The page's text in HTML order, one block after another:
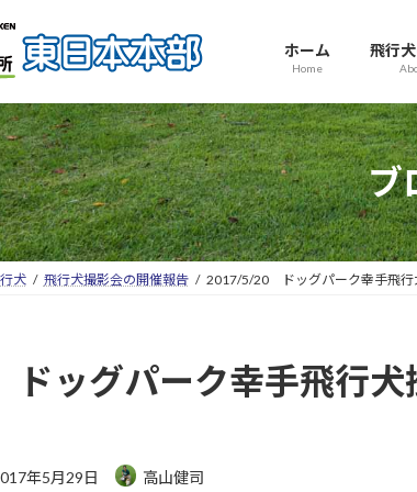
ホーム
Home
飛行
ブ
犬 飛行犬撮影会の開催報告 2017/5/20 ドッグパーク幸手飛行
ッグパーク幸手飛行犬
年5月29日 高山健司